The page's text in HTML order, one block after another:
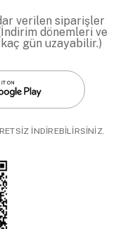
verilen siparişler
dönemleri ve
gün uzayabilir.)
İNDİREBİLİRSİNİZ.